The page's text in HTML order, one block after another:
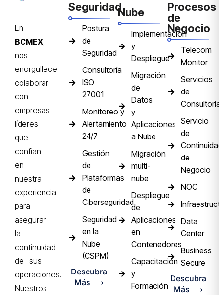
En
BCMEX,
nos
enorgullece
colaborar
con
empresas
líderes
que
confían
en
nuestra
experiencia
para
asegurar
la
continuidad
de sus
operaciones.
Nuestros
Seguridad
Postura
de
Seguridad
Consultoría
ISO
27001
Monitoreo y
Alertamiento
24/7
Gestión
de
Plataformas
de
Ciberseguridad
Seguridad
en la
Nube
(CSPM)
Descubra
Más ⟶
Nube
Implementación
y
Despliegue
Migración
de
Datos
y
Aplicaciones
a Nube
Migración
multi-
nube
Despliegue
de
Aplicaciones
en
Contenedores
Capacitación
y
Formación
Procesos
de
Negocio
Telecom
Monitor
Servicios
de
Servicio
de
de
Negocio
NOC
Data
Center
Business
Secure
Descubra
Más ⟶